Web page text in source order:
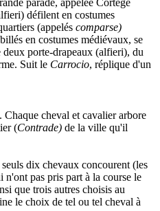
parade, appelée Cortège
défilent en costumes
(appelés comparse)
en costumes médiévaux, se
porte-drapeaux (alfieri), du
Suit le Carrocio, réplique d'un
Chaque cheval et cavalier arbore
(Contrade) de la ville qu'il
dix chevaux concourent (les
n'ont pas pris part à la course le
que trois autres choisis au
le choix de tel ou tel cheval à